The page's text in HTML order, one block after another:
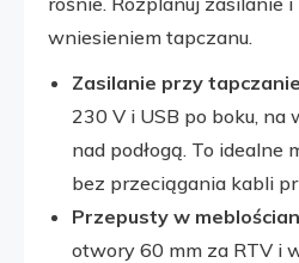
wniesieniem tapczanu.
Zasilanie przy tapczanie
230 V i USB po boku, na
nad podłogą. To idealne
bez przeciągania kabli
Przepusty w
otwory 60 mm za RTV i